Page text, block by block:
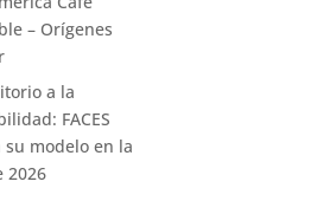
– Orígenes
a la
FACES
su modelo en la
2026